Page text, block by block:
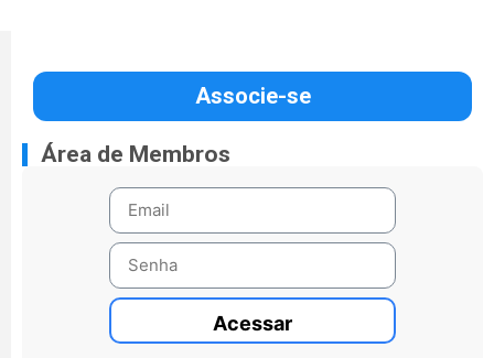
Associe-se
Área de Membros
Acessar